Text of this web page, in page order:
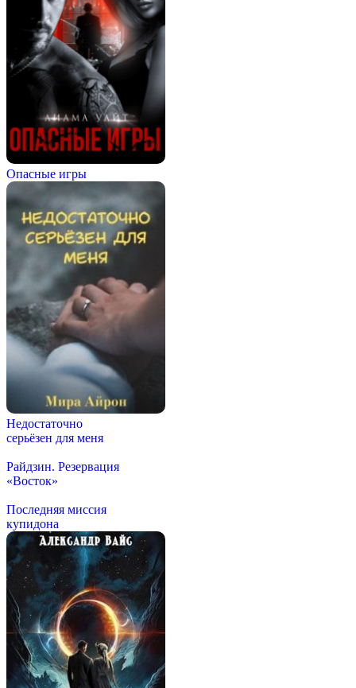
Опасные игры
Недостаточно
серьёзен для меня
Райдзин. Резервация
«Восток»
Последняя миссия
купидона